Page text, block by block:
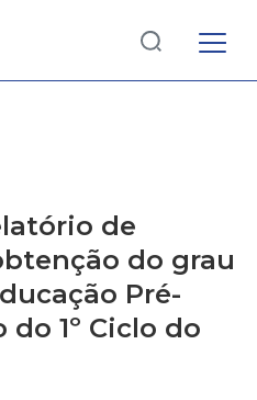
de
do grau
Pré-
do 1º Ciclo do